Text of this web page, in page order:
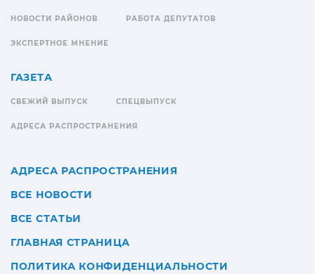
НОВОСТИ РАЙОНОВ РАБОТА ДЕПУТАТОВ
ЭКСПЕРТНОЕ МНЕНИЕ
ГАЗЕТА
СВЕЖИЙ ВЫПУСК СПЕЦВЫПУСК
АДРЕСА РАСПРОСТРАНЕНИЯ
АДРЕСА РАСПРОСТРАНЕНИЯ
ВСЕ НОВОСТИ
ВСЕ СТАТЬИ
ГЛАВНАЯ СТРАНИЦА
ПОЛИТИКА КОНФИДЕНЦИАЛЬНОСТИ